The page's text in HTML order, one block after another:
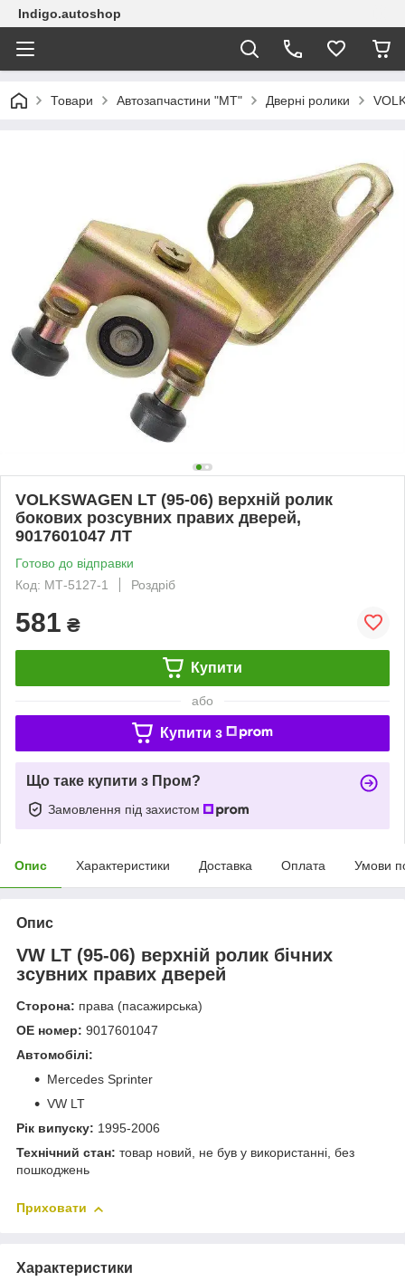
Indigo.autoshop
Товари Автозапчастини "МТ" Дверні ролики
VOLKSWAGEN LT (95-06) верхній ролик
бокових розсувних правих дверей,
9017601047 ЛТ
Готово до відправки
Код: МТ-5127-1
Роздріб
581 ₴
Купити
або
Купити з
Що таке купити з Пром?
Замовлення під захистом
Опис Характеристики Доставка Оплата Умови
Опис
VW LT (95-06) верхній ролик бічних
зсувних правих дверей
Сторона: права (пасажирська)
OE номер: 9017601047
Автомобілі:
Mercedes Sprinter
VW LT
Рік випуску: 1995-2006
Технічний стан: товар новий, не був у використанні, без
пошкоджень
Приховати
Характеристики